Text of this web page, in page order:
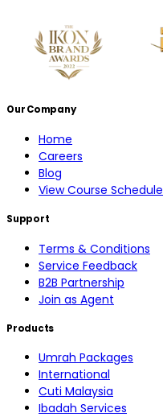
Our Company
Home
Careers
Blog
View Course Schedule
Support
Terms & Conditions
Service Feedback
B2B Partnership
Join as Agent
Products
Umrah Packages
International
Cuti Malaysia
Ibadah Services